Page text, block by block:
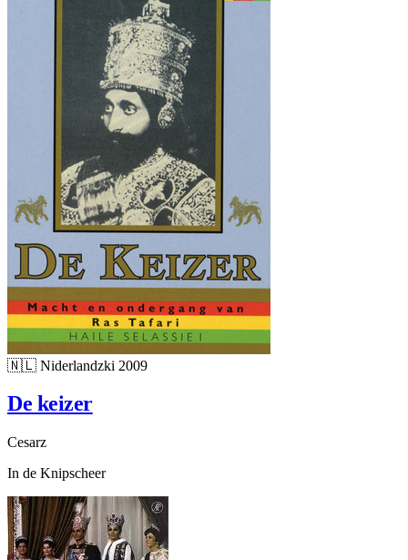
🇳🇱 Niderlandzki 2009
De keizer
Cesarz
In de Knipscheer